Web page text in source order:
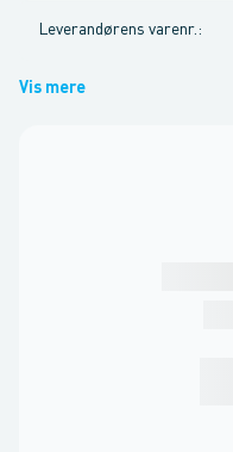
Leverandørens varenr. :
Vis mere